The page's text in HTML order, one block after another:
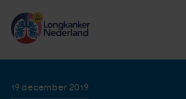
Longkanker
19 december 2019